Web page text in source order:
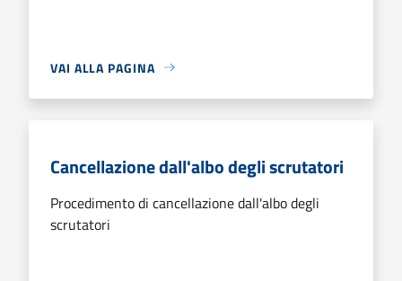
VAI ALLA PAGINA
Cancellazione dall'albo degli scrutatori
Procedimento di cancellazione dall'albo degli
scrutatori